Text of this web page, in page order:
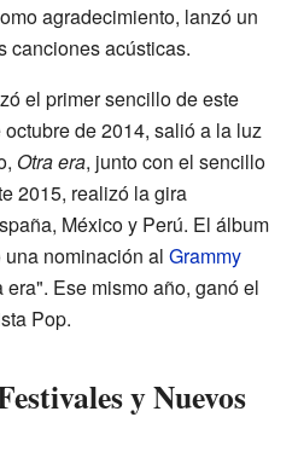
agradecimiento, lanzó un
canciones acústicas.
el primer sencillo de este
de 2014, salió a la luz
Otra era, junto con el sencillo
2015, realizó la gira
México y Perú. El álbum
nominación al Grammy
Ese mismo año, ganó el
Pop.
y Nuevos